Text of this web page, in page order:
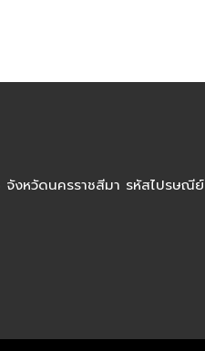
จังหวัดนครราชสีมา รหัสไปรษณีย์